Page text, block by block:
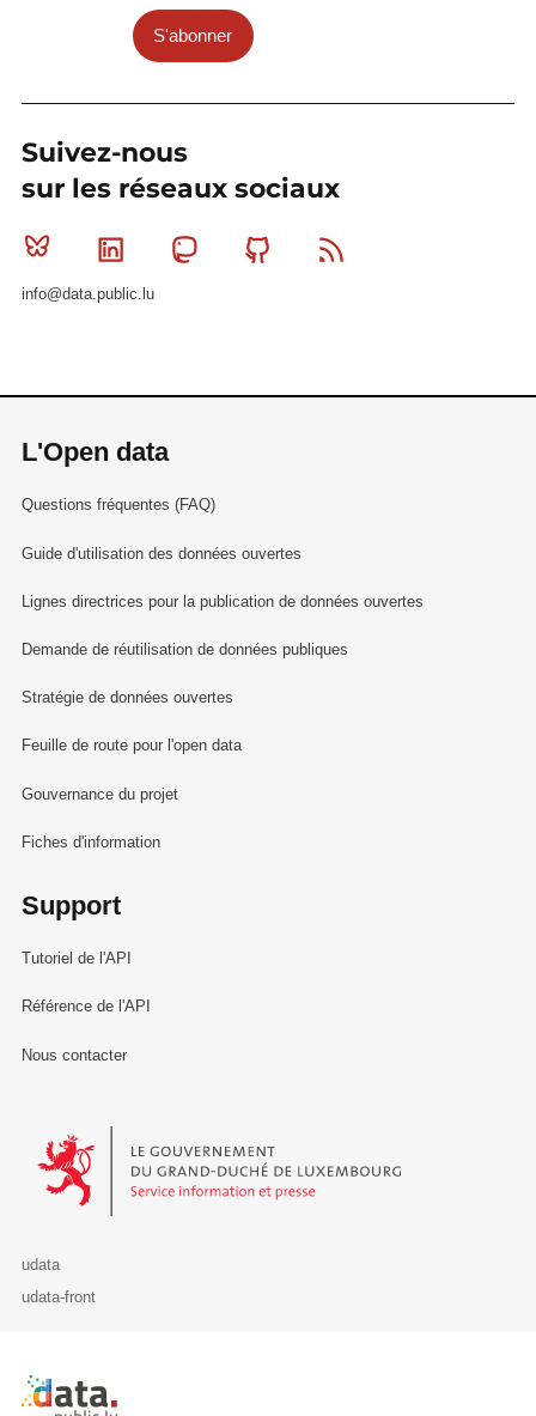
S'abonner
Suivez-nous
sur les réseaux sociaux
Bluesky Linkedin MastodonGithub
info@data.public.lu
L'Open data
Questions fréquentes (FAQ)
Guide d'utilisation des données ouvertes
Lignes directrices pour la publication de données ouvertes
Demande de réutilisation de données publiques
Stratégie de données ouvertes
Feuille de route pour l'open data
Gouvernance du projet
Fiches d'information
Support
Tutoriel de l'API
Référence de l'API
Nous contacter
Le Gouvernement du Grand-Duché de Luxembourg - Service
udata
udata-front
Retour à l'accueil de data.public.lu